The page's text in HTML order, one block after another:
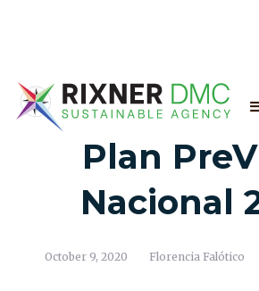
Plan
Nacional
October 9, 2020 Florencia Falótico